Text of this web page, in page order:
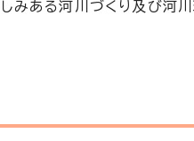
みある河川づくり及び河